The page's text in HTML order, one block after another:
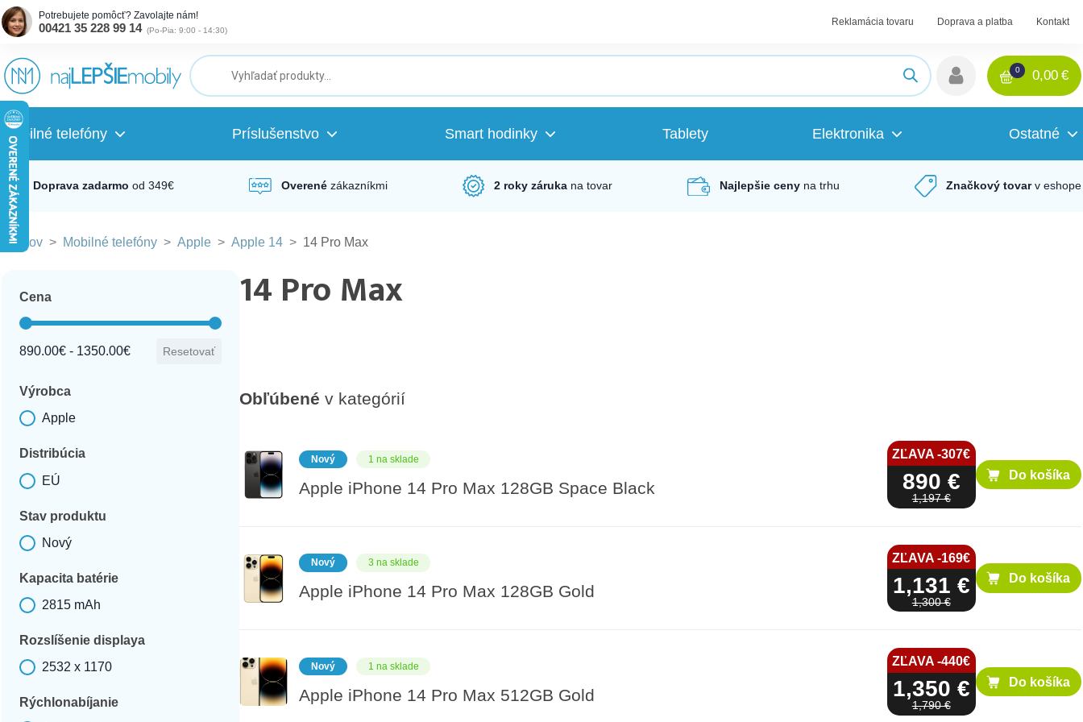
Potrebujete pomôcť? Zavolajte nám!
00421 35 228 99 14 (Po-Pia: 9:00 - 14:30)
Reklamácia tovaru Doprava a platba Kontakt
0 0,00 €
Mobilné telefóny Príslušenstvo Smart hodinky Tablety Elektronika Ostatné
Doprava zadarmo od 349€ Overené zákazníkmi 2 roky záruka na tovar Najlepšie ceny na trhu Značkový tovar v eshope
Domov > Mobilné telefóny > Apple > Apple 14 > 14 Pro Max
Cena
Cena
890.00€ - 1350.00€
Resetovať
Výrobca
Apple
Distribúcia
EÚ
Stav produktu
Nový
Kapacita batérie
2815 mAh
Rozslíšenie displaya
2532 x 1170
Rýchlonabíjanie
14 Pro Max
Obľúbené v kategórií
Nový 1 na sklade
Apple iPhone 14 Pro Max 128GB Space Black
ZĽAVA -307€
890 €
1,197 €
Do košíka
Nový 3 na sklade
Apple iPhone 14 Pro Max 128GB Gold
ZĽAVA -169€
1,131 €
1,300 €
Do košíka
Nový 1 na sklade
Apple iPhone 14 Pro Max 512GB Gold
ZĽAVA -440€
1,350 €
1,790 €
Do košíka